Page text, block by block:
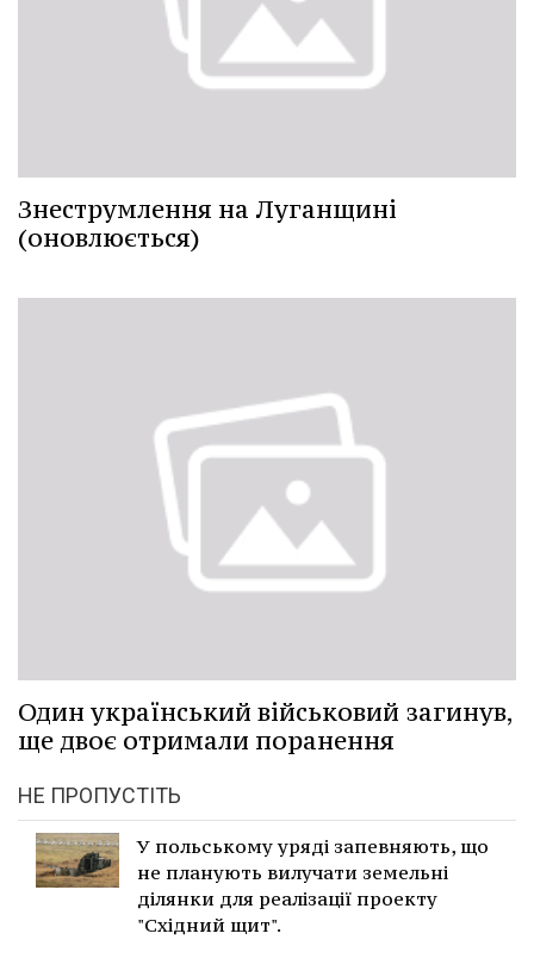
Знеструмлення на Луганщині
(оновлюється)
Один український військовий загинув,
ще двоє отримали поранення
НЕ ПРОПУСТІТЬ
У польському уряді запевняють, що
не планують вилучати земельні
ділянки для реалізації проекту
"Східний щит".